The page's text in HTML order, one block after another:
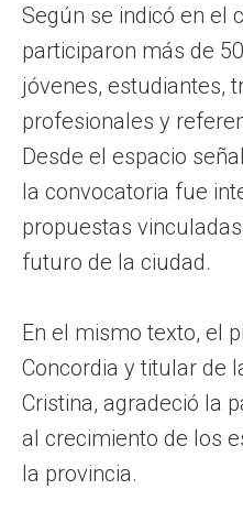
Según se indicó en el
participaron más de
jóvenes, estudiantes,
profesionales y
Desde el espacio
la convocatoria fue
propuestas
futuro de la ciudad.
En el mismo texto, el
Concordia y titular de
Cristina, agradeció la
al crecimiento de los
la provincia.